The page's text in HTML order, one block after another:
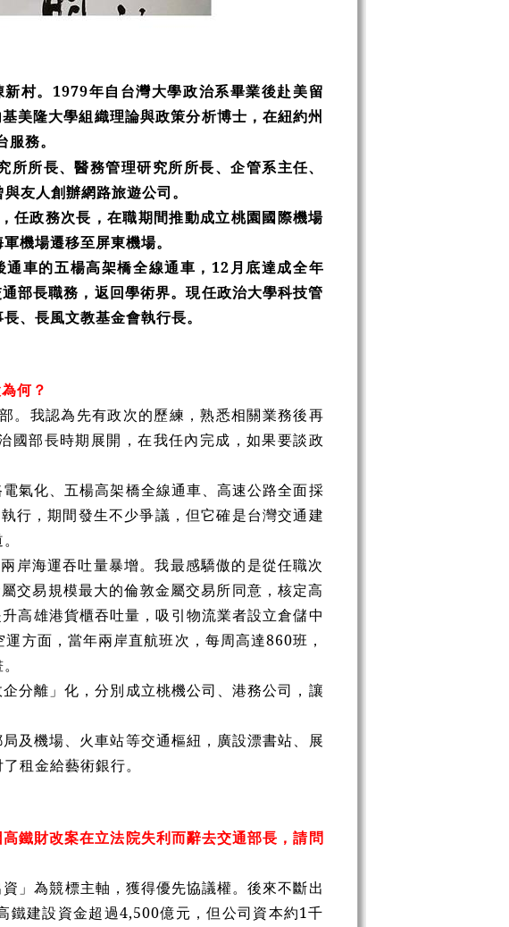
村。1979年自台灣大學政治系畢業後赴美留
美隆大學組織理論與政策分析博士，在紐約州
務。
所長、醫務管理研究所所長、企管系主任、
友人創辦網路旅遊公司。
任政務次長，在職期間推動成立桃園國際機場
機場遷移至屏東機場。
車的五楊高架橋全線通車，12月底達成全年
部長職務，返回學術界。現任政治大學科技管
、長風文教基金會執行長。
何？
。我認為先有政次的歷練，熟悉相關業務後再
國部長時期展開，在我任內完成，如果要談政
氣化、五楊高架橋全線通車、高速公路全面採
行，期間發生不少爭議，但它確是台灣交通建
岸海運吞吐量暴增。我最感驕傲的是從任職次
交易規模最大的倫敦金屬交易所同意，核定高
高雄港貨櫃吞吐量，吸引物流業者設立倉儲中
方面，當年兩岸直航班次，每周高達860班，
分離」化，分別成立桃機公司、港務公司，讓
及機場、火車站等交通樞紐，廣設漂書站、展
租金給藝術銀行。
鐵財改案在立法院失利而辭去交通部長，請問
」為競標主軸，獲得優先協議權。後來不斷出
鐵建設資金超過4,500億元，但公司資本約1千